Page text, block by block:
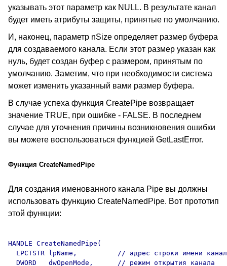
указывать этот параметр как NULL. В результате канал
будет иметь атрибуты защиты, принятые по умолчанию.
И, наконец, параметр nSize определяет размер буфера
для создаваемого канала. Если этот размер указан как
нуль, будет создан буфер с размером, принятым по
умолчанию. Заметим, что при необходимости система
может изменить указанный вами размер буфера.
В случае успеха функция CreatePipe возвращает
значение TRUE, при ошибке - FALSE. В последнем
случае для уточнения причины возникновения ошибки
вы можете воспользоваться функцией GetLastError.
Функция CreateNamedPipe
Для создания именованного канала Pipe вы должны
использовать функцию CreateNamedPipe. Вот прототип
этой функции:
HANDLE CreateNamedPipe(
LPCTSTR lpName,          // адрес строки имени
  DWORD   dwOpenMode,      // режим открытия канала